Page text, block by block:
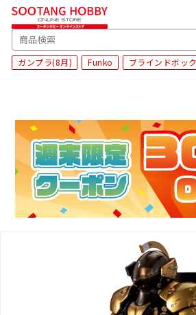
SEARCH
ガンプラ(8月) Funko ブラインドボッ